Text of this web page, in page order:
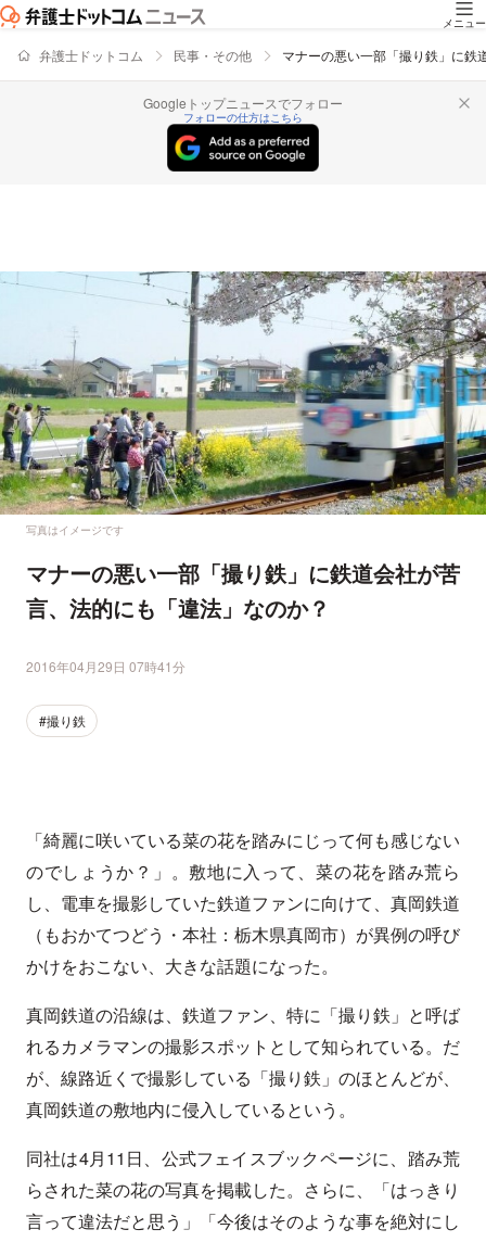
メニュー
弁護士ドットコム 民事・その他 マナーの悪い一部「撮り鉄」に鉄
Googleトップニュースでフォロー
フォローの仕方はこちら
写真はイメージです
マナーの悪い一部「撮り鉄」に鉄道会社が苦
言、法的にも「違法」なのか？
2016年04月29日 07時41分
#撮り鉄
「綺麗に咲いている菜の花を踏みにじって何も感じない
のでしょうか？」。敷地に入って、菜の花を踏み荒ら
し、電車を撮影していた鉄道ファンに向けて、真岡鉄道
（もおかてつどう・本社：栃木県真岡市）が異例の呼び
かけをおこない、大きな話題になった。
真岡鉄道の沿線は、鉄道ファン、特に「撮り鉄」と呼ば
れるカメラマンの撮影スポットとして知られている。だ
が、線路近くで撮影している「撮り鉄」のほとんどが、
真岡鉄道の敷地内に侵入しているという。
同社は4月11日、公式フェイスブックページに、踏み荒
らされた菜の花の写真を掲載した。さらに、「はっきり
言って違法だと思う」「今後はそのような事を絶対にし